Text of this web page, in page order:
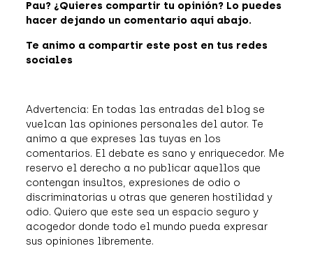
Pau? ¿Quieres compartir tu opinión? Lo puedes
hacer dejando un comentario aquí abajo.
Te animo a compartir este post en tus redes
sociales
Advertencia: En todas las entradas del blog se
vuelcan las opiniones personales del autor. Te
animo a que expreses las tuyas en los
comentarios. El debate es sano y enriquecedor. Me
reservo el derecho a no publicar aquellos que
contengan insultos, expresiones de odio o
discriminatorias u otras que generen hostilidad y
odio. Quiero que este sea un espacio seguro y
acogedor donde todo el mundo pueda expresar
sus opiniones libremente.